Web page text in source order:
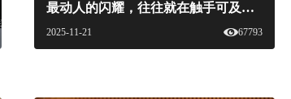
最动人的闪耀，往往就在触手可及的温暖里。#白酒美学盛典 #白酒美学 #白酒 #牛栏山 #牛碧桶#白酒美学
2025-11-21 67793